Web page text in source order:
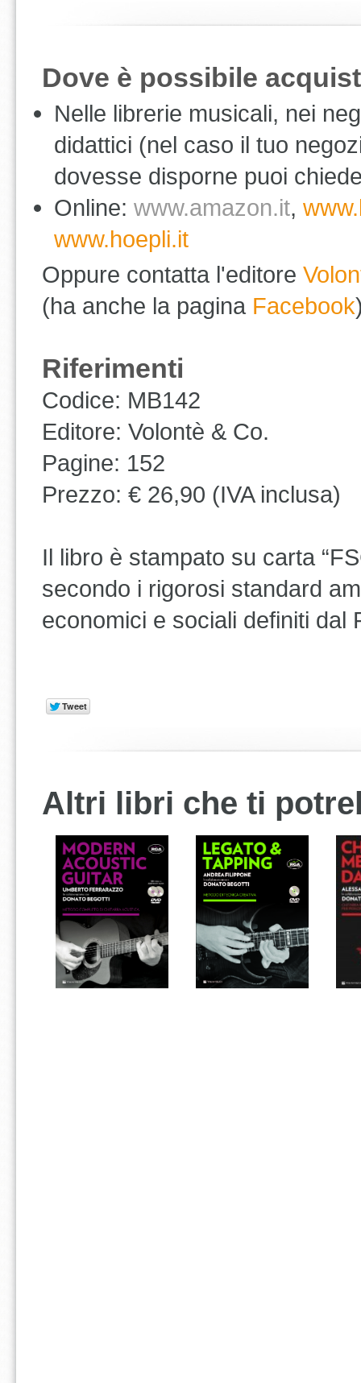
Dove è possibile
Nelle librerie musicali, nei
didattici (nel caso il tuo
dovesse disporne puoi
Online: www.amazon.it,
www.hoepli.it
Oppure contatta l'editore
(ha anche la pagina Facebook
Riferimenti
Codice: MB142
Editore: Volontè & Co.
Pagine: 152
Prezzo: € 26,90 (IVA inclusa)
Il libro è stampato su carta
secondo i rigorosi standard
economici e sociali definiti dal
Altri libri che ti